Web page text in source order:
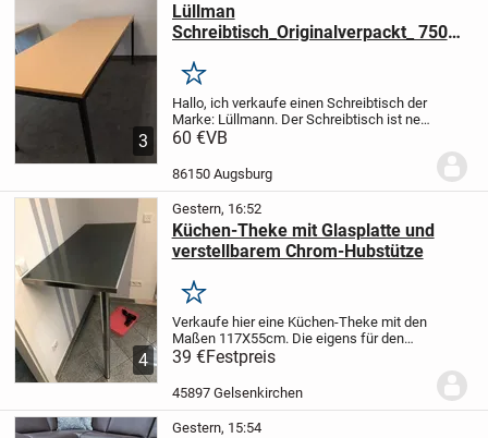
3
Lüllman
Schreibtisch_Originalverpackt_ 750
Merken
Hallo, ich verkaufe einen Schreibtisch der
Marke: Lüllmann. Der Schreibtisch ist neu
und Originalverpackt. Der Tisch ist sehr
800 mmEin neuer Tisch kostet ca....
60 €VB
86150 Augsburg
4
Gestern, 16:52
Küchen-Theke mit Glasplatte und
verstellbarem Chrom-Hubstütze
Merken
Verkaufe hier eine Küchen-Theke mit den
Maßen 117X55cm. Die eigens für den
Zweck angefertigte anthrazitfarbene
Glasplatte ist auf eine Tischlerplatte
verklebt und mit 2 Edelstahlleisten an 2
39 €Festpreis
45897 Gelsenkirchen
Gestern, 15:54